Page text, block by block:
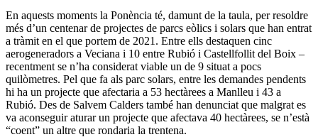
En aquests moments la Ponència té, damunt de la taula, per resoldre
més d’un centenar de projectes de parcs eòlics i solars que han entrat
a tràmit en el que portem de 2021. Entre ells destaquen cinc
aerogeneradors a Veciana i 10 entre Rubió i Castellfollit del Boix –
recentment se n’ha considerat viable un de 9 situat a pocs
quilòmetres. Pel que fa als parc solars, entre les demandes pendents
hi ha un projecte que afectaria a 53 hectàrees a Manlleu i 43 a
Rubió. Des de Salvem Calders també han denunciat que malgrat es
va aconseguir aturar un projecte que afectava 40 hectàrees, se n’està
“coent” un altre que rondaria la trentena.